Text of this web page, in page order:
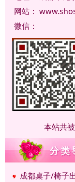
网站：
微信：
本站共
成都桌子/椅子